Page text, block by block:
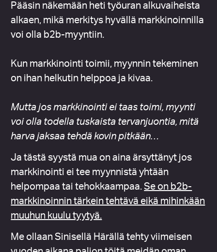
Pääsin näkemään heti työuran alkuvaiheista
alkaen, mikä merkitys hyvällä markkinoinnilla
voi olla b2b-myyntiin.
Kun markkinointi toimii, myynnin tekeminen
on ihan helkutin helppoa ja kivaa.
Mutta jos markkinointi ei taas toimi, myynti
voi olla todella tuskaista tervanjuontia, mitä
harva jaksaa tehdä kovin pitkään…
Ja tästä syystä mua on aina ärsyttänyt jos
markkinointi ei tee myynnistä yhtään
helpompaa tai tehokkaampaa.Se on b2b-
markkinoinnin tärkein tehtävä eikä mihinkään
muuhun kuulu tyytyä.
Me ollaan Sinisellä Härällä tehty viimeisen